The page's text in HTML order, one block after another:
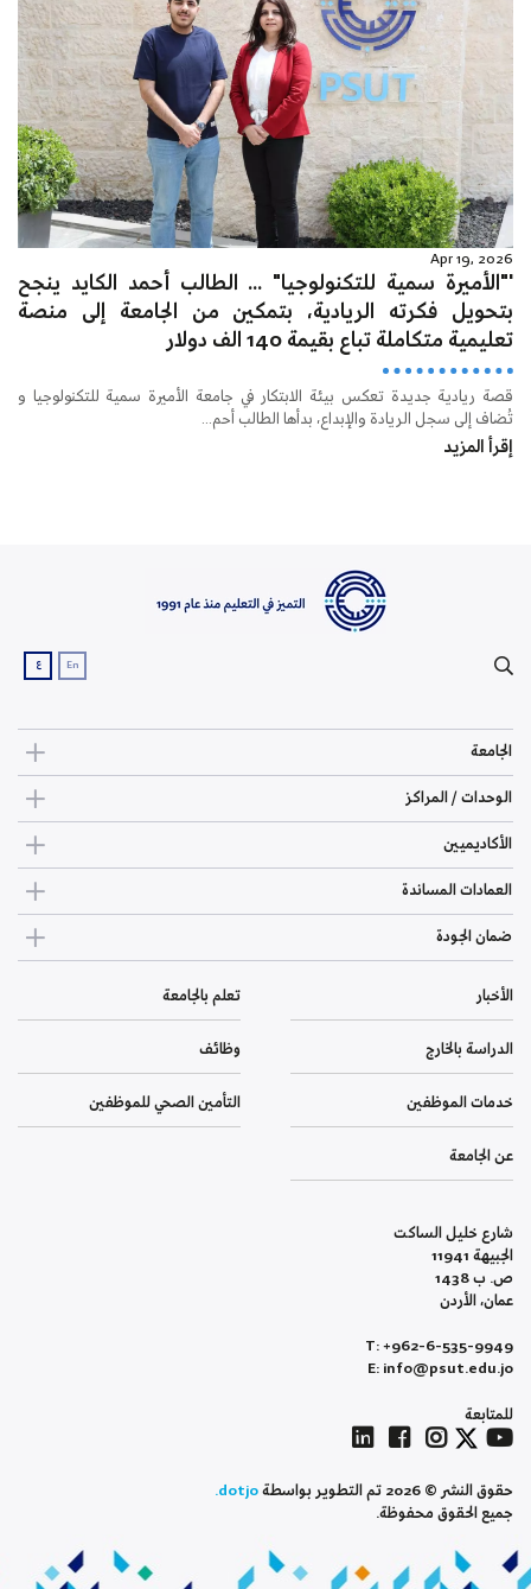
Apr 19, 2026
'"الأميرة سمية للتكنولوجيا" ... الطالب أحمد الكايد ينجح
بتحويل فكرته الريادية، بتمكين من الجامعة إلى منصة
تعليمية متكاملة تباع بقيمة 140 الف دولار
قصة ريادية جديدة تعكس بيئة الابتكار في جامعة الأميرة سمية للتكنولوجيا و
تُضاف إلى سجل الريادة والإبداع، بدأها الطالب أحم...
إقرأ المزيد
En ع
الجامعة
الوحدات / المراكز
الأكاديميين
العمادات المساندة
ضمان الجودة
الأخبار تعلم بالجامعة
الدراسة بالخارج وظائف
خدمات الموظفين التأمين الصحي للموظفين
عن الجامعة
شارع خليل الساكت
الجبيهة 11941
ص. ب 1438
عمان، الأردن
T: +962-6-535-9949
E: info@psut.edu.jo
للمتابعة
حقوق النشر © 2026 تم التطوير بواسطة
dotjo.
جميع الحقوق محفوظة.